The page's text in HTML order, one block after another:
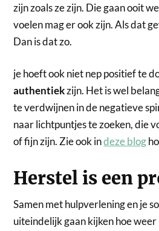
zijn zoals ze zijn. Die gaan ooit
voelen mag er ook zijn. Als dat
Dan is dat zo.
je hoeft ook niet nep positief te
authentiekzijn. Het is wel
te verdwijnen in de negatieve
naar lichtpuntjes te zoeken, die
of fijn zijn. Zie ook indeze blog
Herstel is een
Samen met hulpverlening en je
uiteindelijk gaan kijken hoe